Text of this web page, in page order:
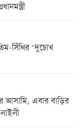
সিঁথির ‘দুচোখ
আসামি, এবার বাড়ির